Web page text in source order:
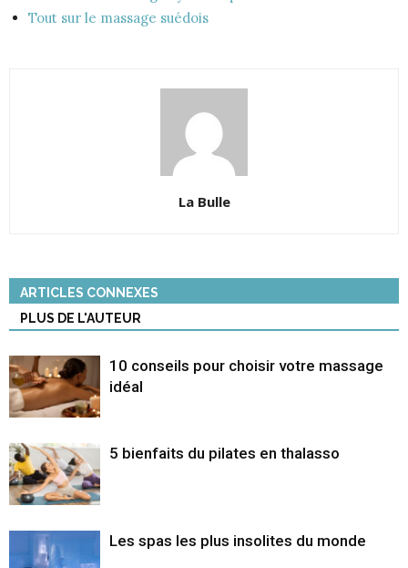
Tout sur le massage suédois
La Bulle
ARTICLES CONNEXES
PLUS DE L'AUTEUR
10 conseils pour choisir votre massage
idéal
5 bienfaits du pilates en thalasso
Les spas les plus insolites du monde